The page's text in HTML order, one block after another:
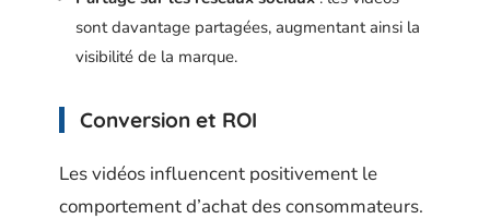
sont davantage partagées, augmentant ainsi la
visibilité de la marque.
Conversion et ROI
Les vidéos influencent positivement le
comportement d’achat des consommateurs.